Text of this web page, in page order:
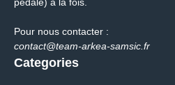
Pour nous contacter :
contact@team-arkea-samsic.fr
Categories